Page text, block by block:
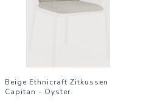
Beige Ethnicraft Zitkussen
Capitan - Oyster